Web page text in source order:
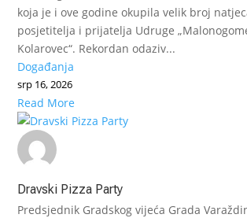
koja je i ove godine okupila velik broj
posjetitelja i prijatelja Udruge
Kolarovec“. Rekordan odaziv...
Događanja
srp 16, 2026
Read More
Dravski Pizza Party
Predsjednik Gradskog vijeća Grada